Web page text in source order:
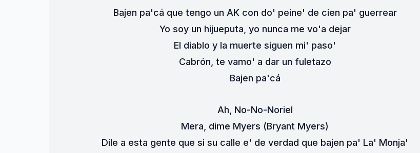
Bajen pa'cá que tengo un AK con do' peine' de cien pa' guerrear
Yo soy un hijueputa, yo nunca me vo'a dejar
El diablo y la muerte siguen mi' paso'
Cabrón, te vamo' a dar un fuletazo
Bajen pa'cá
Ah, No-No-Noriel
Mera, dime Myers (Bryant Myers)
Dile a esta gente que si su calle e' de verdad que bajen pa' La' Monja'